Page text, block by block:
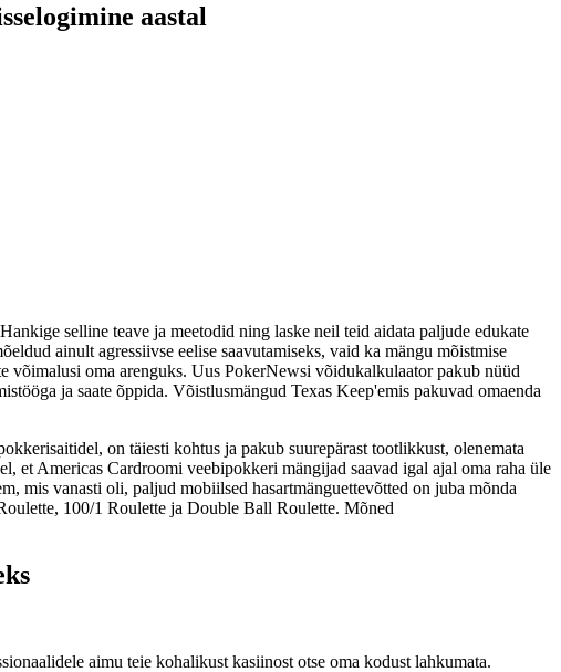
aastal
selline teave ja meetodid ning laske neil teid aidata paljude edukate
ainult agressiivse eelise saavutamiseks, vaid ka mängu mõistmise
võimalusi oma arenguks. Uus PokerNewsi võidukalkulaator pakub nüüd
ja saate õppida. Võistlusmängud Texas Keep'emis pakuvad omaenda
on täiesti kohtus ja pakub suurepärast tootlikkust, olenemata
et Americas Cardroomi veebipokkeri mängijad saavad igal ajal oma raha üle
mis vanasti oli, paljud mobiilsed hasartmänguettevõtted on juba mõnda
100/1 Roulette ja Double Ball Roulette. Mõned
aimu teie kohalikust kasiinost otse oma kodust lahkumata.